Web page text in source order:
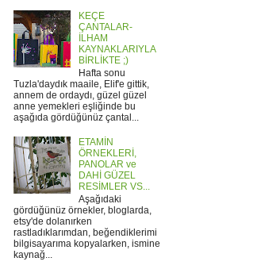
KEÇE
ÇANTALAR-
İLHAM
KAYNAKLARIYLA
BİRLİKTE ;)
Hafta sonu
Tuzla'daydık maaile, Elif'e gittik,
annem de ordaydı, güzel güzel
anne yemekleri eşliğinde bu
aşağıda gördüğünüz çantal...
ETAMİN
ÖRNEKLERİ,
PANOLAR ve
DAHİ GÜZEL
RESİMLER VS...
Aşağıdaki
gördüğünüz örnekler, bloglarda,
etsy'de dolanırken
rastladıklarımdan, beğendiklerimi
bilgisayarıma kopyalarken, ismine
kaynağ...